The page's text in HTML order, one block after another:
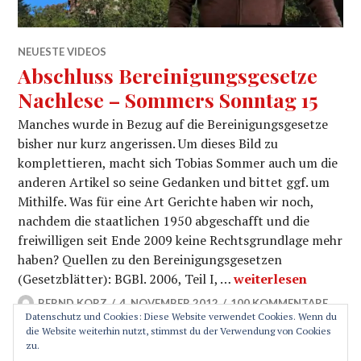
NEUESTE VIDEOS
Abschluss Bereinigungsgesetze
Nachlese – Sommers Sonntag 15
Manches wurde in Bezug auf die Bereinigungsgesetze
bisher nur kurz angerissen. Um dieses Bild zu
komplettieren, macht sich Tobias Sommer auch um die
anderen Artikel so seine Gedanken und bittet ggf. um
Mithilfe. Was für eine Art Gerichte haben wir noch,
nachdem die staatlichen 1950 abgeschafft und die
freiwilligen seit Ende 2009 keine Rechtsgrundlage mehr
haben? Quellen zu den Bereinigungsgesetzen
(Gesetzblätter): BGBl. 2006, Teil I, …Abschluss
weiterlesen
BERND KORZ 4. NOVEMBER 2012 100 KOMMENTARE
Datenschutz und Cookies: Diese Website verwendet Cookies. Wenn du
die Website weiterhin nutzt, stimmst du der Verwendung von Cookies
zu.